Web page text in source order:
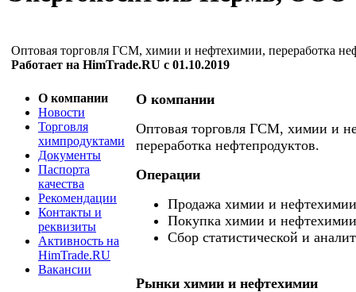
Оптовая торговля ГСМ, химии и нефтехимии, переработка
Работает на HimTrade.RU с 01.10.2019
О компании
Новости
Торговля
химпродуктами
Документы
Паспорта
качества
Рекомендации
Контакты и
реквизиты
Активность на
HimTrade.RU
Вакансии
О компании
Оптовая торговля ГСМ, химии и
переработка нефтепродуктов.
Операции
Продажа химии и нефтехимии
Покупка химии и нефтехимии
Сбор статистической и
Рынки химии и нефтехимии